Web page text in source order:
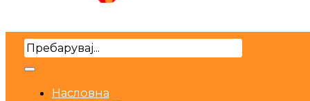
Search
Насловна